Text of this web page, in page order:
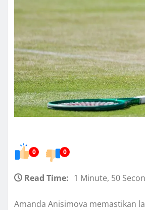
0 0
Read Time: 1 Minute, 50
Amanda Anisimova memastikan